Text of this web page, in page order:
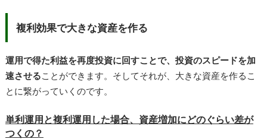
複利効果で大きな資産を作る
運用で得た利益を再度投資に回すことで、投資のスピードを加
速させることができます。そしてそれが、大きな資産を作るこ
とに繋がっていくのです。
単利運用と複利運用した場合、資産増加にどのぐらい差が
つくの？